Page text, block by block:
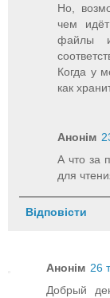
Но,
чем
файлы
Когда у
как
Анонім
А что за
для
Відповісти
Анонім 26
Добрый